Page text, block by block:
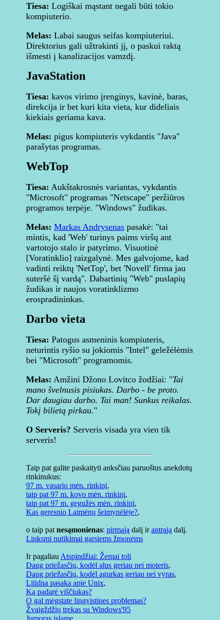
Tiesa: Logiškai mąstant negali būti tokio
kompiuterio.
Melas: Labai saugus seifas kompiuteriui.
Direktorius gali užtrakinti jį, o paskui raktą
išmesti į kanalizacijos vamzdį.
JavaStation
Tiesa: kavos virimo įrenginys, kavinė, baras,
direkcija ir bet kuri kita vieta, kur dideliais
kiekiais geriama kava.
Melas: pigus kompiuteris vykdantis "Java"
parašytas programas.
WebTop
Tiesa: Aukštakrosnės variantas, vykdantis
"Microsoft" programas "Netscape" peržiūros
programos terpėje. "Windows" žudikas.
Melas: Markas Andrysenas pasakė: "tai
mintis, kad 'Web' turinys paims viršų ant
vartotojo stalo ir patyrimo. Visuotinė
[Voratinklio] raizgalynė. Mes galvojome, kad
vadinti reiktų 'NetTop', bet 'Novell' firma jau
suteršė šį vardą". Dabartinių "Web" puslapių
žudikas ir naujos voratinklizmo
erospradininkas.
Darbo vieta
Tiesa: Patogus asmeninis kompiuteris,
neturintis ryšio su jokiomis "Intel" geležėlėmis
bei "Microsoft" programomis.
Melas: Amžini Džono Lovitco žodžiai: "Tai
mano švelnusis pisiukas. Darbo - be proto.
Dar daugiau darbo. Tai man! Sunkus reikalas.
Tokį bilietą pirkau."
O Serveris? Serveris visada yra vien tik
serveris!
Taip pat galite paskaityti anksčiau paruoštus anekdotų
rinkinukus:
97 m. vasario mėn. rinkinį,
taip pat 97 m. kovo mėn. rinkinį,
taip pat 97 m. gegužės mėn. rinkinį,
Kas geresnio Laimėnų šeimynėlėje?,
o taip pat nesąmonienas: pirmąją dalį irantrąją dalį.
Linksmi nutikimai garsiems žmonėms
Ir pagaliau Atspindžiai: Žemai toli
Daug priežasčių, kodėl alus geriau nei moteris,
Daug priežasčių, kodėl agurkas geriau nei vyras,
Liūdna pasaka apie Unix,
Ką padarė viščiukas?
O gal mėgstate lingvistines problemas?
Žvaigždžių trekas su Windows'95
Jumoras islame